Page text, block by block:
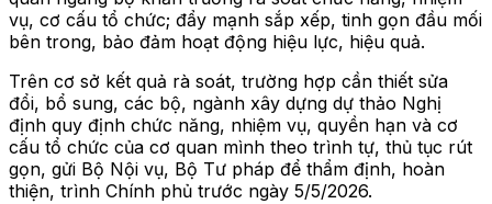
vụ, cơ cấu tổ chức; đẩy mạnh sắp xếp, tinh gọn đầu mối
bên trong, bảo đảm hoạt động hiệu lực, hiệu quả.
Trên cơ sở kết quả rà soát, trường hợp cần thiết sửa
đổi, bổ sung, các bộ, ngành xây dựng dự thảo Nghị
định quy định chức năng, nhiệm vụ, quyền hạn và cơ
cấu tổ chức của cơ quan mình theo trình tự, thủ tục rút
gọn, gửi Bộ Nội vụ, Bộ Tư pháp để thẩm định, hoàn
thiện, trình Chính phủ trước ngày 5/5/2026.